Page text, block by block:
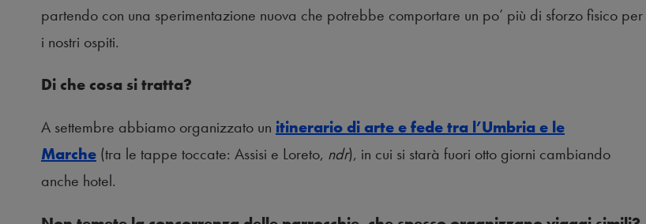
partendo con una sperimentazione nuova che potrebbe comportare un po’ più di sforzo fisico per
i nostri ospiti.
Di che cosa si tratta?
A settembre abbiamo organizzato un itinerario di arte e fede tra l’Umbria e le
Marche (tra le tappe toccate: Assisi e Loreto, ndr), in cui si starà fuori otto giorni cambiando
anche hotel.